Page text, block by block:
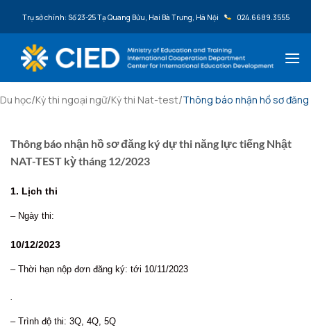
Trụ sở chính: Số 23-25 Tạ Quang Bửu, Hai Bà Trưng, Hà Nội 024.6689.3555
Du học/Kỳ thi ngoại ngữ/Kỳ thi Nat-test/Thông báo nhận hồ sơ
Thông báo nhận hồ sơ đăng ký dự thi năng lực tiếng Nhật
NAT-TEST kỳ tháng 12/2023
1. Lịch thi
– Ngày thi:
10/12/2023
– Thời hạn nộp đơn đăng ký: tới 10/11/2023
.
– Trình độ thi: 3Q, 4Q, 5Q